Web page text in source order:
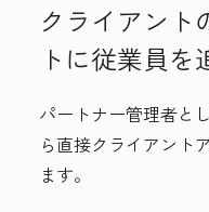
クライアント
トに従業員を
パートナー管理者と
ら直接クライアント
ます。